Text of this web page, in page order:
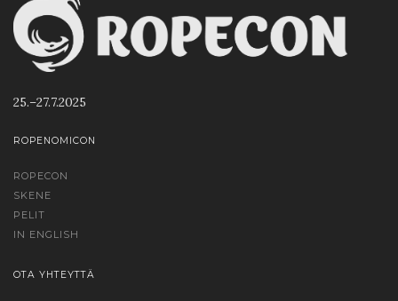
25.–27.7.2025
ROPENOMICON
ROPECON
SKENE
PELIT
IN ENGLISH
OTA YHTEYTTÄ